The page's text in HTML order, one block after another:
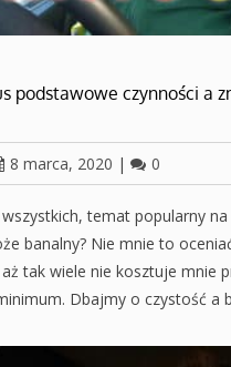
podstawowe czynności a
8 marca, 2020 | 0
temat popularny
banalny? Nie mnie to
tak wiele nie kosztuje mnie
Dbajmy o czystość a